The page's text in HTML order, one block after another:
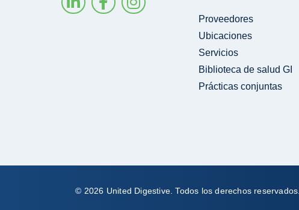
Proveedores
Ubicaciones
Servicios
Biblioteca de salud GI
Prácticas conjuntas
© 2026 United Digestive. Todos los derechos reservados.